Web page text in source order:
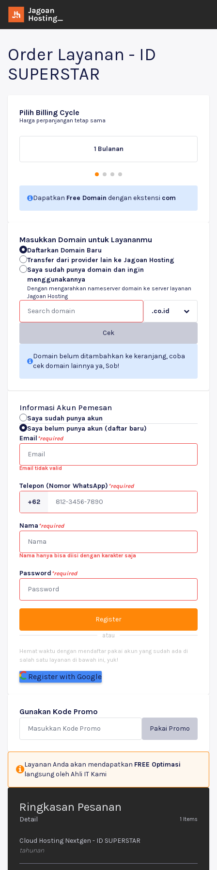
Order Layanan - ID
SUPERSTAR
Pilih Billing Cycle
Harga perpanjangan tetap sama
1 Bulanan
Dapatkan Free Domain dengan ekstensi com
Masukkan Domain untuk Layananmu
Daftarkan Domain Baru
Transfer dari provider lain ke Jagoan Hosting
Saya sudah punya domain dan ingin
menggunakannya
Dengan mengarahkan nameserver domain ke server layanan
Jagoan Hosting
.co.id
Cek
Domain belum ditambahkan ke keranjang, coba
cek domain lainnya ya, Sob!
Informasi Akun Pemesan
Saya sudah punya akun
Saya belum punya akun (daftar baru)
Email *required
Email tidak valid
Telepon (Nomor WhatsApp) *required
+62
Nama *required
Nama hanya bisa diisi dengan karakter saja
Password *required
Register
atau
Hemat waktu dengan mendaftar pakai akun yang sudah ada di
salah satu layanan di bawah ini, yuk!
Register with Google
Gunakan Kode Promo
Pakai Promo
Layanan Anda akan mendapatkan FREE Optimasi
langsung oleh Ahli IT Kami
Ringkasan Pesanan
Detail 1 Items
Cloud Hosting Nextgen - ID SUPERSTAR
tahunan